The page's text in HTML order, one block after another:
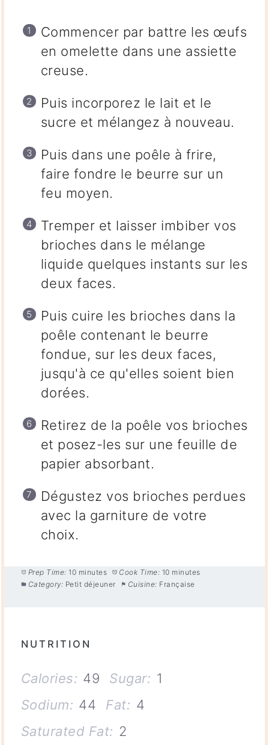
Commencer par battre les œufs
en omelette dans une assiette
creuse.
Puis incorporez le lait et le
sucre et mélangez à nouveau.
Puis dans une poêle à frire,
faire fondre le beurre sur un
feu moyen.
Tremper et laisser imbiber vos
brioches dans le mélange
liquide quelques instants sur les
deux faces.
Puis cuire les brioches dans la
poêle contenant le beurre
fondue, sur les deux faces,
jusqu'à ce qu'elles soient bien
dorées.
Retirez de la poêle vos brioches
et posez-les sur une feuille de
papier absorbant.
Dégustez vos brioches perdues
avec la garniture de votre
choix.
Prep Time: 10 minutes Cook Time: 10 minutes
Category: Petit déjeuner Cuisine: Française
NUTRITION
Calories: 49 Sugar: 1
Sodium: 44 Fat: 4
Saturated Fat: 2